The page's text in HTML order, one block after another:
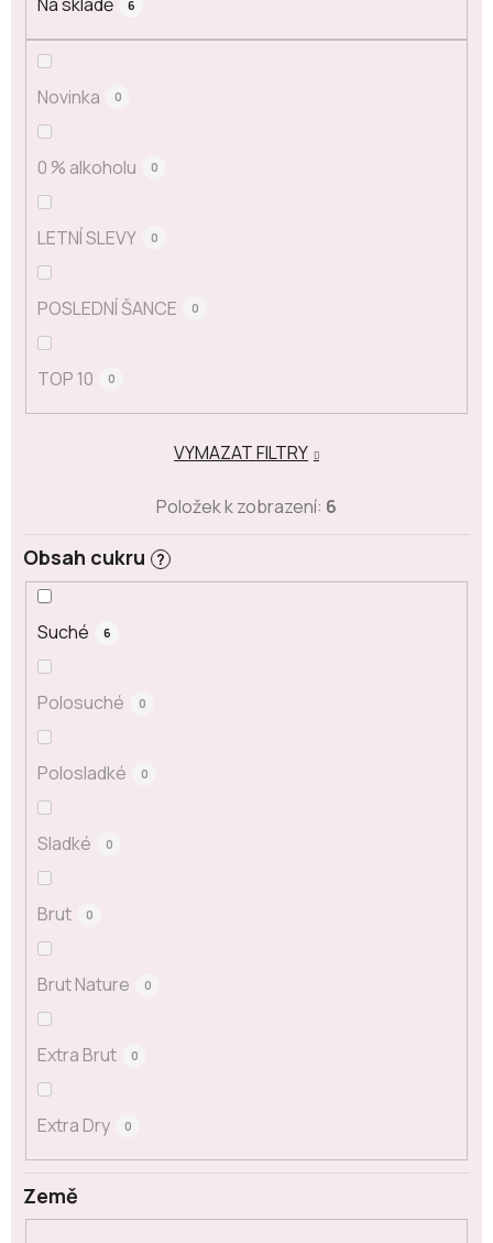
6
Novinka 0
0 % alkoholu 0
LETNÍ SLEVY 0
POSLEDNÍ ŠANCE 0
TOP 10 0
Země
Obsah cukru ?
Suché 6
Polosuché 0
Polosladké 0
Sladké 0
Brut 0
Brut Nature 0
Extra Brut 0
Extra Dry 0
VYMAZAT FILTRY
Položek k zobrazení: 6